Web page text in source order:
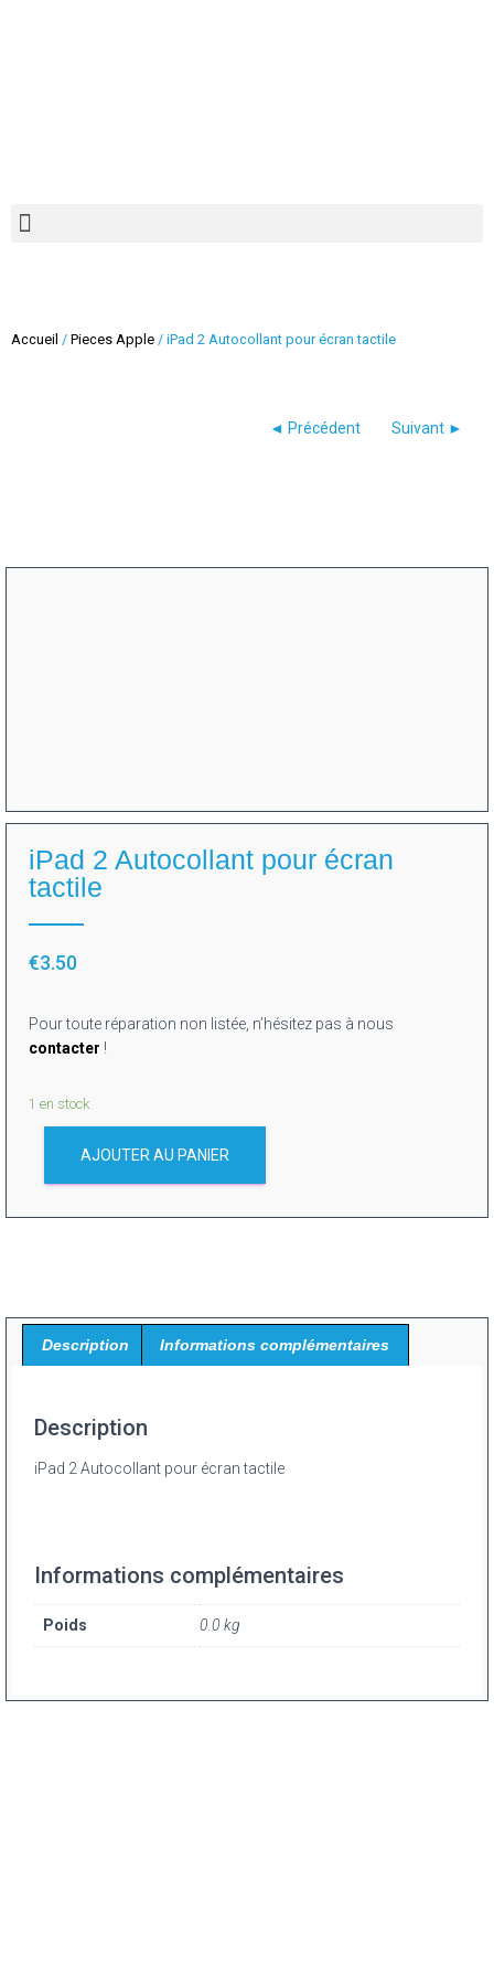
Accueil / Pieces Apple / iPad 2 Autocollant pour écran tactile
iPad 2 Autocollant pour écran
tactile
€3.50
Pour toute réparation non listée, n’hésitez pas à nous
contacter !
1 en stock
AJOUTER AU PANIER
Description Informations complémentaires
Description
iPad 2 Autocollant pour écran tactile
Informations complémentaires
Poids 0.0 kg